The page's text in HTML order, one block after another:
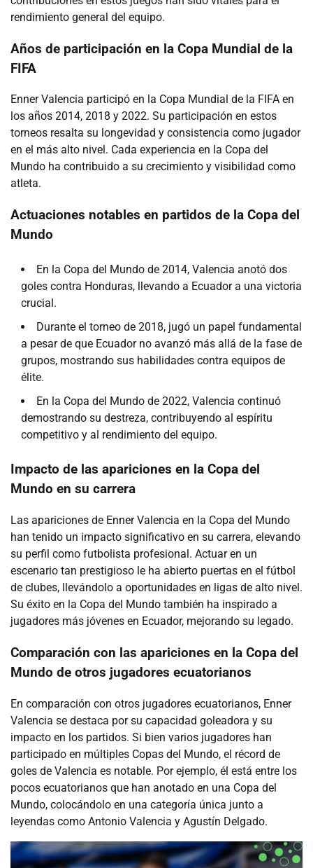
rendimiento general del equipo.
Años de participación en la Copa Mundial de la
FIFA
Enner Valencia participó en la Copa Mundial de la FIFA en
los años 2014, 2018 y 2022. Su participación en estos
torneos resalta su longevidad y consistencia como jugador
en el más alto nivel. Cada experiencia en la Copa del
Mundo ha contribuido a su crecimiento y visibilidad como
atleta.
Actuaciones notables en partidos de la Copa del
Mundo
En la Copa del Mundo de 2014, Valencia anotó dos
goles contra Honduras, llevando a Ecuador a una victoria
crucial.
Durante el torneo de 2018, jugó un papel fundamental
a pesar de que Ecuador no avanzó más allá de la fase de
grupos, mostrando sus habilidades contra equipos de
élite.
En la Copa del Mundo de 2022, Valencia continuó
demostrando su destreza, contribuyendo al espíritu
competitivo y al rendimiento del equipo.
Impacto de las apariciones en la Copa del
Mundo en su carrera
Las apariciones de Enner Valencia en la Copa del Mundo
han tenido un impacto significativo en su carrera, elevando
su perfil como futbolista profesional. Actuar en un
escenario tan prestigioso le ha abierto puertas en el fútbol
de clubes, llevándolo a oportunidades en ligas de alto nivel.
Su éxito en la Copa del Mundo también ha inspirado a
jugadores más jóvenes en Ecuador, mejorando su legado.
Comparación con las apariciones en la Copa del
Mundo de otros jugadores ecuatorianos
En comparación con otros jugadores ecuatorianos, Enner
Valencia se destaca por su capacidad goleadora y su
impacto en los partidos. Si bien varios jugadores han
participado en múltiples Copas del Mundo, el récord de
goles de Valencia es notable. Por ejemplo, él está entre los
pocos ecuatorianos que han anotado en una Copa del
Mundo, colocándolo en una categoría única junto a
leyendas como Antonio Valencia y Agustín Delgado.